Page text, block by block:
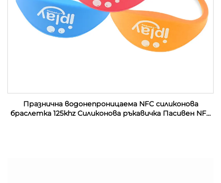
Празнична водонепроницаема NFC силиконова
браслетка 125khz Силиконова ръкавичка Пасивен NFC